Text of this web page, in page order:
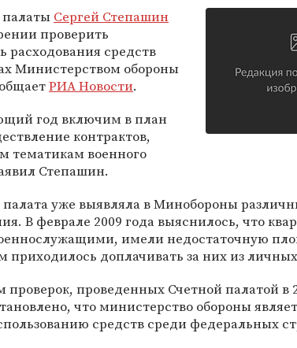
палаты Сергей Степашин
проверить
расходования средств
Министерством обороны
РИА Новости.
год включим в план
контрактов,
тематикам военного
Степашин.
палата уже выявляла в Минобороны
В феврале 2009 года выяснилось, что
имели недостаточную
приходилось доплачивать за них из
проверок, проведенных Счетной палатой в
что министерство обороны
средств среди федеральных